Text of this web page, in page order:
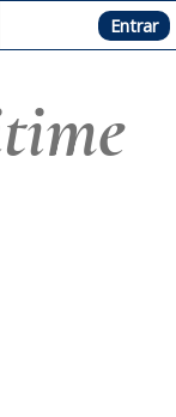
Hemeroteca Entrar